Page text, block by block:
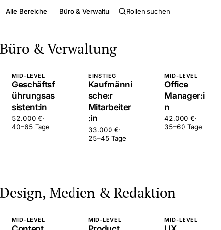
Alle Bereiche Büro & Verwaltung Design, Medien & Redaktion
Büro & Verwaltung
MID-LEVEL
Geschäftsf
ührungsas
sistent:in
52.000 €·
40–65 Tage
EINSTIEG
Kaufmänni
sche:r
Mitarbeiter
:in
33.000 €·
25–45 Tage
MID-LEVEL
Office
Manager:i
n
42.000 €·
35–60 Tage
Design, Medien & Redaktion
MID-LEVEL MID-LEVEL MID-LEVEL